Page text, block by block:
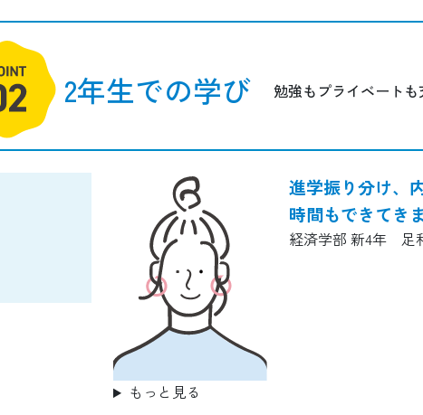
2年生での学び 勉強もプライベートも
進学振り分け、
時間もできてき
経済学部 新4年 足
もっと見る